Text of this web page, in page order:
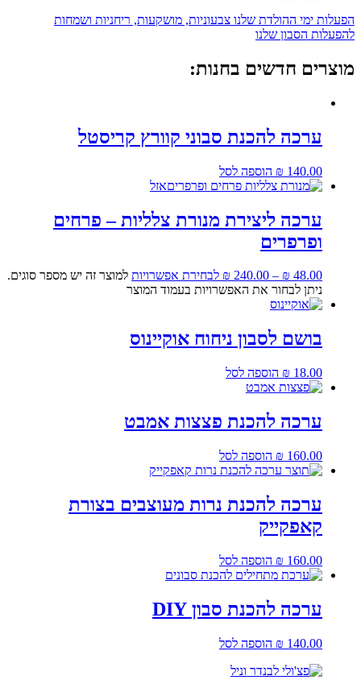
הפעלות ימי ההולדת שלנו צבעוניות, מושקעות, ריחניות ושמחות
להפעלות הסבון שלנו
מוצרים חדשים בחנות:
ערכה להכנת סבוני קוורץ קריסטל
₪ 140.00
הוספה לסל
אזל
ערכה ליצירת מנורת צלליות – פרחים
ופרפרים
₪ 48.00
–
₪ 240.00 לבחירת אפשרויות למוצר זה יש מספר סוגים.
ניתן לבחור את האפשרויות בעמוד המוצר
בושם לסבון ניחוח אוקיינוס
₪ 18.00 הוספה לסל
ערכה להכנת פצצות אמבט
₪ 160.00 הוספה לסל
ערכה להכנת נרות מעוצבים בצורת
קאפקייק
₪ 160.00 הוספה לסל
ערכה להכנת סבון DIY
₪ 140.00 הוספה לסל